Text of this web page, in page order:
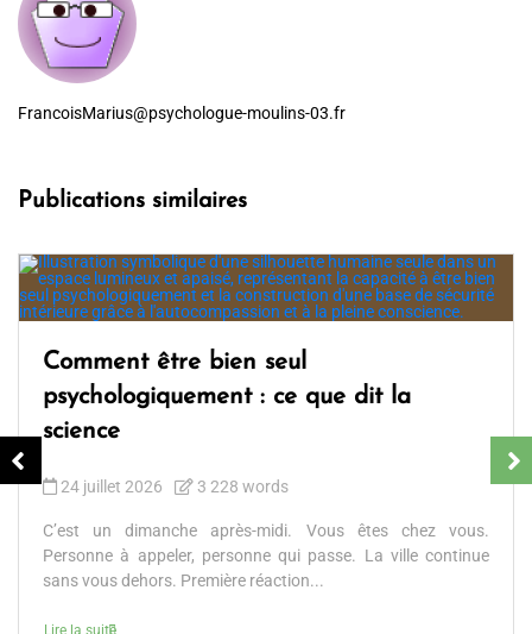
FrancoisMarius@psychologue-moulins-03.fr
Publications similaires
Comment être bien seul
psychologiquement : ce que dit la
science
24 juillet 2026 3 228 words
C’est un dimanche après-midi. Vous êtes chez vous.
Personne à appeler, personne qui passe. La ville continue
sans vous dehors. Première réaction...